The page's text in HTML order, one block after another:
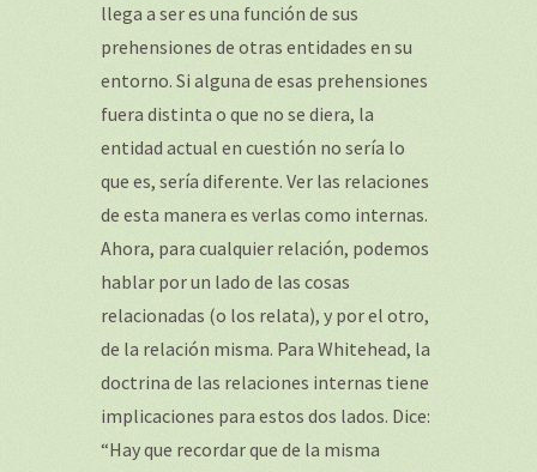
llega a ser es una función de sus
prehensiones de otras entidades en su
entorno. Si alguna de esas prehensiones
fuera distinta o que no se diera, la
entidad actual en cuestión no sería lo
que es, sería diferente. Ver las relaciones
de esta manera es verlas como internas.
Ahora, para cualquier relación, podemos
hablar por un lado de las cosas
relacionadas (o los relata), y por el otro,
de la relación misma. Para Whitehead, la
doctrina de las relaciones internas tiene
implicaciones para estos dos lados. Dice:
“Hay que recordar que de la misma